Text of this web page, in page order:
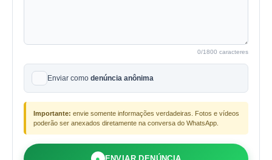
0/1800 caracteres
Enviar como denúncia anônima
Importante: envie somente informações verdadeiras. Fotos e vídeos
poderão ser anexados diretamente na conversa do WhatsApp.